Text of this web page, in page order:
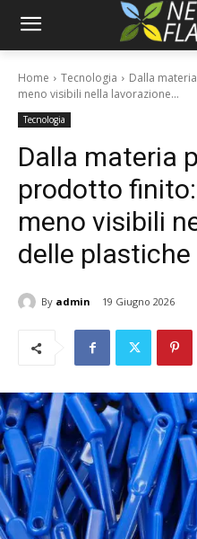
Home Tecnologia
Dalla
meno visibili nella lavorazione...
Tecnologia
Dalla materia
prodotto
meno visibili
delle plastiche
By admin 19 Giugno 2026